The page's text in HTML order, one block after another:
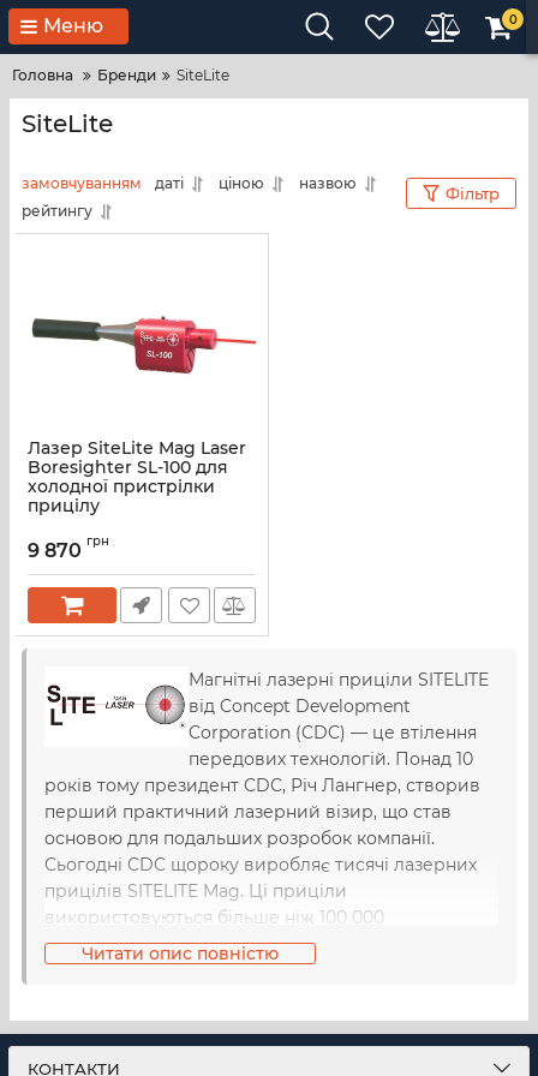
Меню 0
Головна Бренди SiteLite
SiteLite
замовчуванням даті ціною
назвою
рейтингу
Фільтр
Лазер SiteLite Mag Laser
Boresighter SL-100 для
холодної пристрілки
прицілу
9 870 грн
Магнітні лазерні приціли SITELITE
від Concept Development
Corporation (CDC) — це втілення
передових технологій. Понад 10
років тому президент CDC, Річ Лангнер, створив
перший практичний лазерний візир, що став
основою для подальших розробок компанії.
Сьогодні CDC щороку виробляє тисячі лазерних
прицілів SITELITE Mag. Ці приціли
використовуються більше ніж 100 000
спортсменами, правоохоронцями та військовими
США. Військово-морські сили застосовують їх на
Морські піхотинці користуються ними для
прицілювання та тестування зброї, а Військово-
Читати опис повністю
КОНТАКТИ